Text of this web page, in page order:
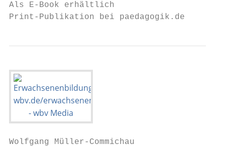
Als E-Book erhältlich
Print-Publikation bei paedagogik.de
Wolfgang Müller-Commichau